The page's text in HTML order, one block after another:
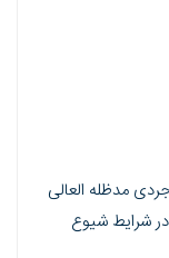
مدظله العالی
شرایط شیوع